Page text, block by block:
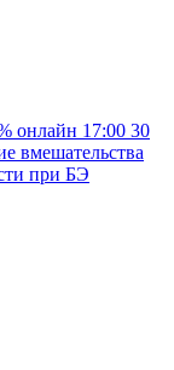
онлайн 17:00 30
вмешательства
при БЭ